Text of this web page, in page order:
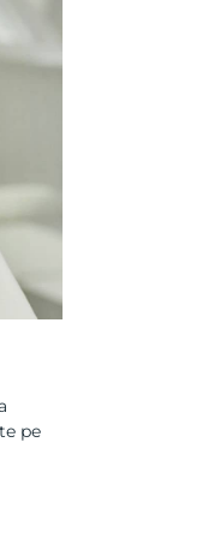
pe